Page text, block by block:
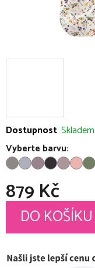
Dostupnost Skladem
Vyberte barvu:
879 Kč
Měrná cena:
DO KOŠÍKU